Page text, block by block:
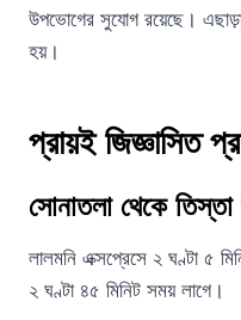
উপভোগের সুযোগ রয়েছে।
হয়।
প্রায়ই জিজ্ঞাসিত
সোনাতলা থেকে
লালমনি এক্সপ্রেসে ২ ঘণ্টা ৫
২ ঘণ্টা ৪৫ মিনিট সময় লাগে।